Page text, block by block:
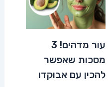
עור מדהים! 3
מסכות שאפשר
להכין עם אבוקדו